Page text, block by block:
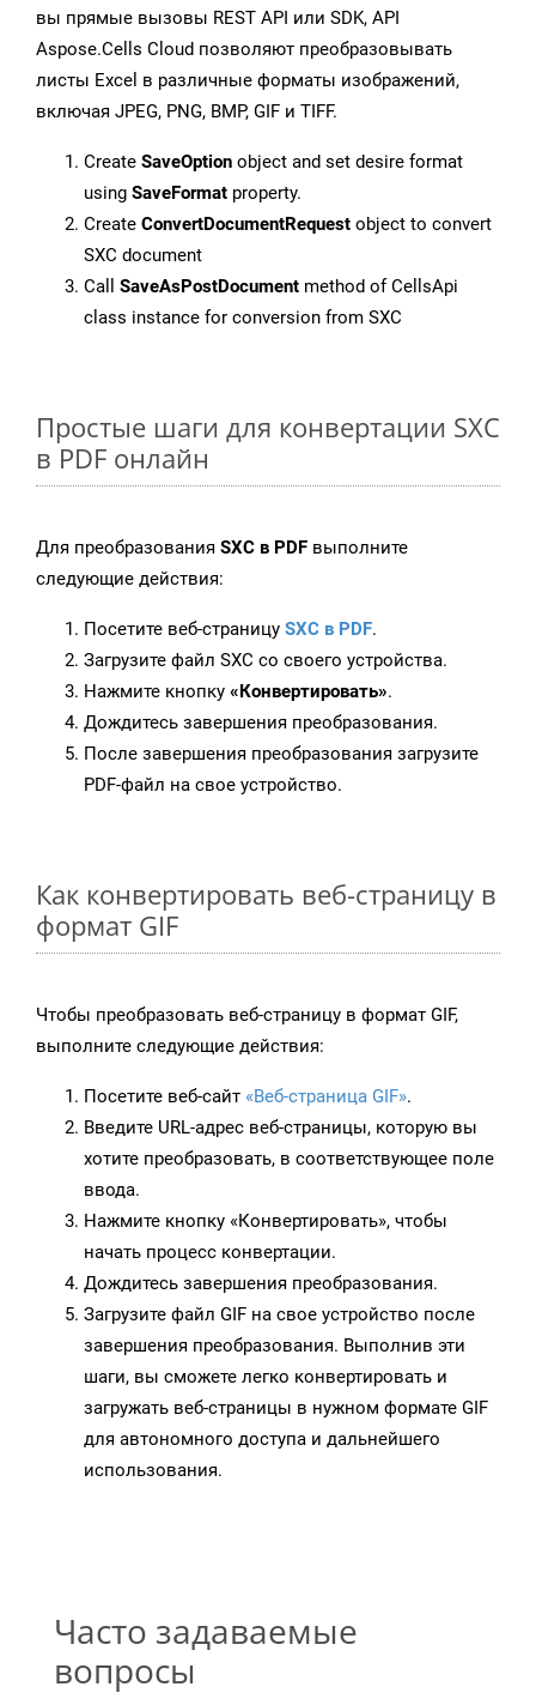
вы прямые вызовы REST API или SDK, API
Aspose.Cells Cloud позволяют преобразовывать
листы Excel в различные форматы изображений,
включая JPEG, PNG, BMP, GIF и TIFF.
Create SaveOption object and set desire format
using SaveFormat property.
Create ConvertDocumentRequest object to convert
SXC document
Call SaveAsPostDocument method of CellsApi
class instance for conversion from SXC
Простые шаги для конвертации SXC
в PDF онлайн
Для преобразования SXC в PDF выполните
следующие действия:
Посетите веб-страницу SXC в PDF.
Загрузите файл SXC со своего устройства.
Нажмите кнопку «Конвертировать».
Дождитесь завершения преобразования.
После завершения преобразования загрузите
PDF-файл на свое устройство.
Как конвертировать веб-страницу в
формат GIF
Чтобы преобразовать веб-страницу в формат GIF,
выполните следующие действия:
Посетите веб-сайт «Веб-страница GIF».
Введите URL-адрес веб-страницы, которую вы
хотите преобразовать, в соответствующее поле
ввода.
Нажмите кнопку «Конвертировать», чтобы
начать процесс конвертации.
Дождитесь завершения преобразования.
Загрузите файл GIF на свое устройство после
завершения преобразования. Выполнив эти
шаги, вы сможете легко конвертировать и
загружать веб-страницы в нужном формате GIF
для автономного доступа и дальнейшего
использования.
Часто задаваемые
вопросы